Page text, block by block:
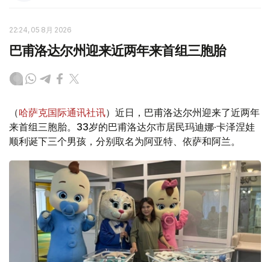
22:24, 05 8月 2026
巴甫洛达尔州迎来近两年来首组三胞胎
（哈萨克国际通讯社讯）近日，巴甫洛达尔州迎来了近两年
来首组三胞胎。33岁的巴甫洛达尔市居民玛迪娜·卡泽涅娃
顺利诞下三个男孩，分别取名为阿亚特、依萨和阿兰。